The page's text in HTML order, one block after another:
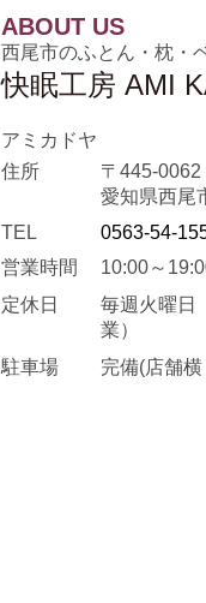
ABOUT US
西尾市のふとん・枕・
快眠工房 AMI
アミカドヤ
住所
〒445-0062
愛知県西尾
TEL
0563-54-
営業時間
10:00～
定休日
毎週火曜日
業）
駐車場
完備(店舗